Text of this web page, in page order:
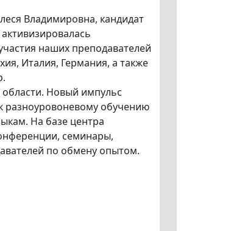
Владимировна, кандидат
наших преподавателей
Италия, Германия, а также
Новый импульс
разноуровоневому обучению
На базе центра
семинары,
по обмену опытом.